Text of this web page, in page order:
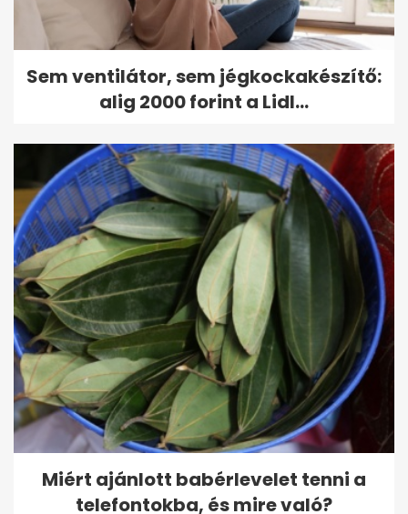
Sem ventilátor, sem jégkockakészítő:
alig 2000 forint a Lidl...
Miért ajánlott babérlevelet tenni a
telefontokba, és mire való?